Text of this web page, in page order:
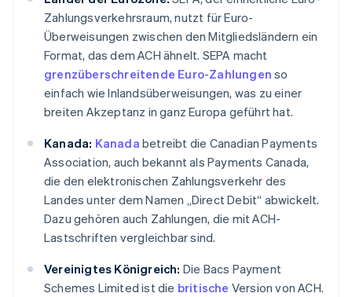
Zahlungsverkehrsraum, nutzt für Euro-
Überweisungen zwischen den Mitgliedsländern ein
Format, das dem ACH ähnelt. SEPA macht
grenzüberschreitende Euro-Zahlungen so
einfach wie Inlandsüberweisungen, was zu einer
breiten Akzeptanz in ganz Europa geführt hat.
Kanada: Kanada betreibt die Canadian Payments
Association, auch bekannt als Payments Canada,
die den elektronischen Zahlungsverkehr des
Landes unter dem Namen „Direct Debit“ abwickelt.
Dazu gehören auch Zahlungen, die mit ACH-
Lastschriften vergleichbar sind.
Vereinigtes Königreich: Die Bacs Payment
Schemes Limited ist die britische Version von ACH.